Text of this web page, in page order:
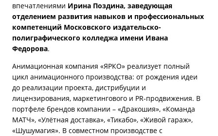
впечатлениями Ирина Поздина, заведующая
отделением развития навыков и профессиональных
компетенций Московского издательско-
полиграфического колледжа имени Ивана
Федорова.
Анимационная компания «ЯРКО» реализует полный
цикл анимационного производства: от рождения идеи
до реализации проекта, дистрибуции и
лицензирования, маркетингового и PR-продвижения. В
портфеле брендов компании – «Дракошия», «Команда
МАТЧ», «Улётная доставка», «Тикабо», «Живой гараж»,
«Шушумагия». В совместном производстве с